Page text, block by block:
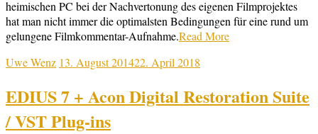
heimischen PC bei der Nachvertonung des eigenen Filmprojektes
hat man nicht immer die optimalsten Bedingungen für eine rund um
gelungene Filmkommentar-Aufnahme.Read More
Uwe Wenz 13. August 201422. April 2018
EDIUS 7 + Acon Digital Restoration Suite
/ VST Plug-ins